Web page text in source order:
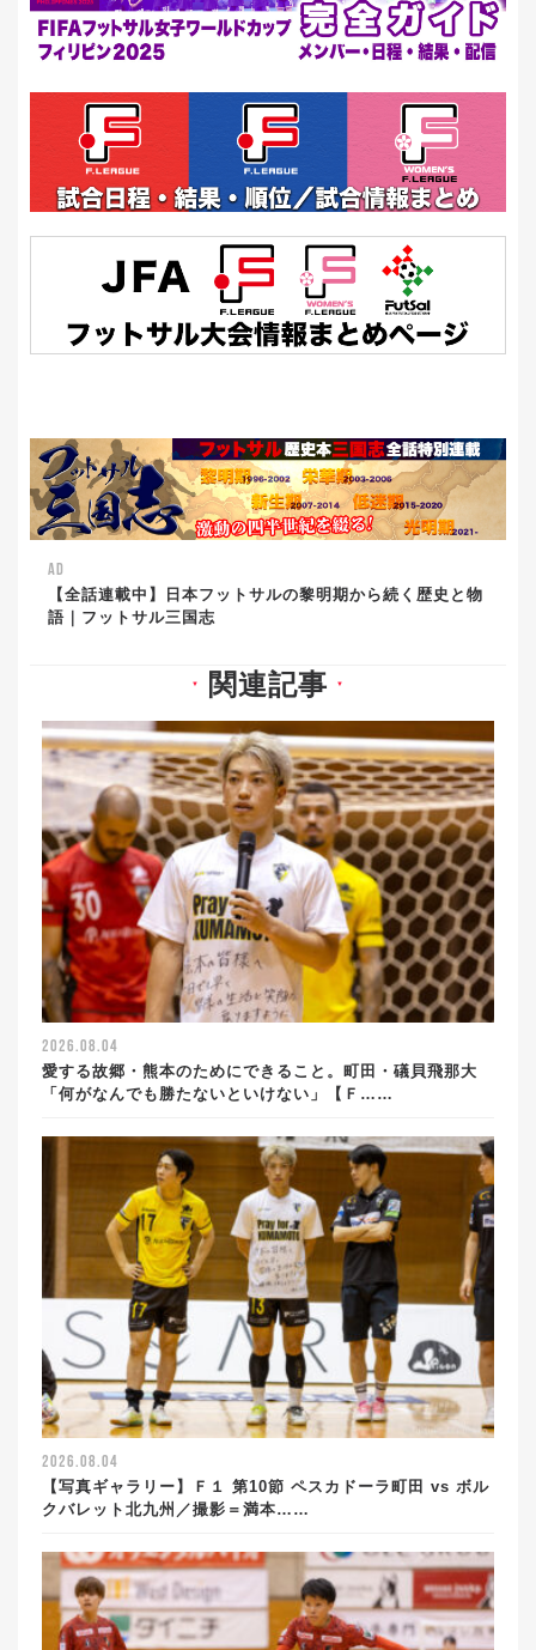
AD
【全話連載中】日本フットサルの黎明期から続く歴史と物
語｜フットサル三国志
▼ 関連記事 ▼
2026.08.04
愛する故郷・熊本のためにできること。町田・礒貝飛那大
「何がなんでも勝たないといけない」【Ｆ……
2026.08.04
【写真ギャラリー】Ｆ１ 第10節 ペスカドーラ町田 vs ボル
クバレット北九州／撮影＝満本……